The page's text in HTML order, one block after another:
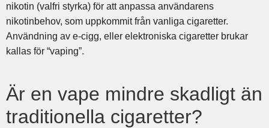
nikotin (valfri styrka) för att anpassa användarens
nikotinbehov, som uppkommit från vanliga cigaretter.
Användning av e-cigg, eller elektroniska cigaretter brukar
kallas för “vaping”.
Är en vape mindre skadligt än
traditionella cigaretter?